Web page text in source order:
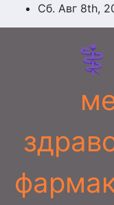
Перейти
к
Сб. Авг 8th,
⚕️